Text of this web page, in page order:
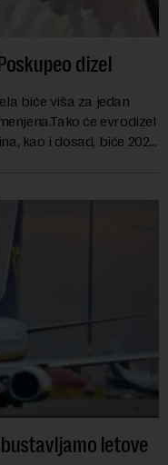
dizel
biće viša za jedan
će evrodizel
kao i dosad, biće 202
letove